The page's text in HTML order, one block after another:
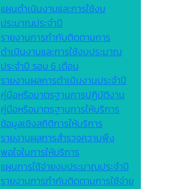
แผนดำเนินงานและการใช้งบ
ประมาณประจำปี
รายงานการกำกับติดตามการ
ดำเนินงานและการใช้งบประมาณ
ประจำปี รอบ 6 เดือน
รายงานผลการดำเนินงานประจำปี
คู่มือหรือมาตรฐานการปฏิบัติงาน
คู่มือหรือมาตรฐานการให้บริการ
ข้อมูลเชิงสถิติการให้บริการ
รายงานผลการสำรวจความพึง
พอใจในการให้บริการ
แผนการใช้จ่ายงบประมาณประจำปี
รายงานการกำกับติดตามการใช้จ่าย